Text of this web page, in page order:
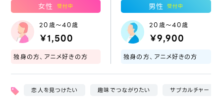
女性 受付中
20歳～40歳
￥1,500
独身の方、アニメ好きの方
男性 受付中
20歳～40歳
￥9,900
独身の方、アニメ好きの方
恋人を見つけたい 趣味でつながりたい サブカルチャー